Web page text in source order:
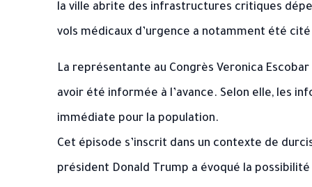
la ville abrite des infrastructures critiques
vols médicaux d’urgence a notamment été
La représentante au Congrès Veronica
avoir été informée à l’avance. Selon elle, les
immédiate pour la population.
Cet épisode s’inscrit dans un contexte de
président Donald Trump a évoqué la